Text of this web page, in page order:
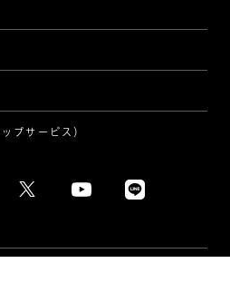
）
プサービス）